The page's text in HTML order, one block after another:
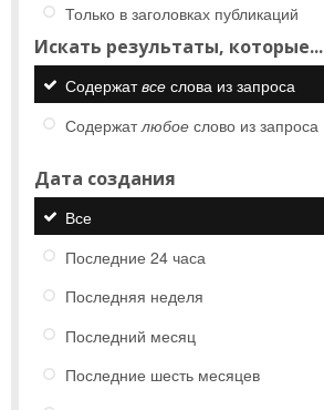
Только в заголовках публикаций
Искать результаты, которые...
Содержатвсе слова из запроса
Содержатлюбое слово из запроса
Дата создания
Все
Последние 24 часа
Последняя неделя
Последний месяц
Последние шесть месяцев